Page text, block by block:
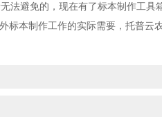
法避免的，现在有了标本制作工具
标本制作工作的实际需要，托普云